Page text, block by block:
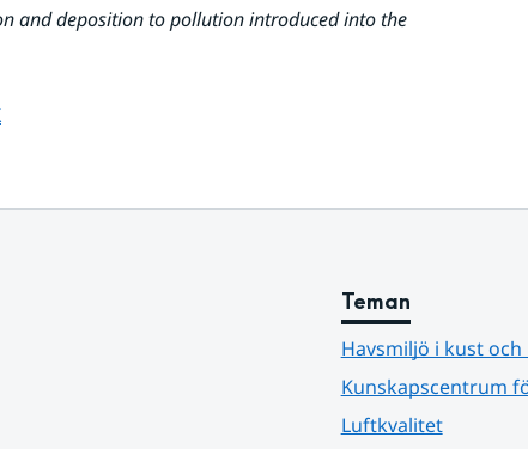
and deposition to pollution introduced into the
sidan på
Teman
Havsmiljö i kust och
Kunskapscentrum
Luftkvalitet